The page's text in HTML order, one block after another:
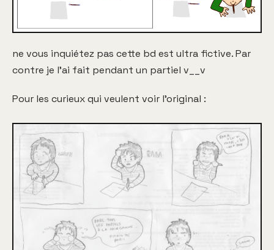
ne vous inquiétez pas cette bd est ultra fictive. Par
contre je l'ai fait pendant un partiel v__v
Pour les curieux qui veulent voir l'original :